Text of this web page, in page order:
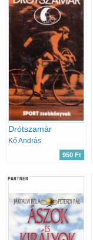
Drótszamár
Kő András
950 Ft
PARTNER